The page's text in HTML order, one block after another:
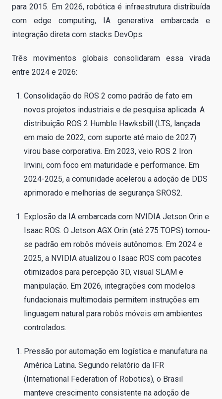
para 2015. Em 2026, robótica é infraestrutura distribuída
com edge computing, IA generativa embarcada e
integração direta com stacks DevOps.
Três movimentos globais consolidaram essa virada
entre 2024 e 2026:
Consolidação do ROS 2 como padrão de fato em
novos projetos industriais e de pesquisa aplicada. A
distribuição ROS 2 Humble Hawksbill (LTS, lançada
em maio de 2022, com suporte até maio de 2027)
virou base corporativa. Em 2023, veio ROS 2 Iron
Irwini, com foco em maturidade e performance. Em
2024-2025, a comunidade acelerou a adoção de DDS
aprimorado e melhorias de segurança SROS2.
Explosão da IA embarcada com NVIDIA Jetson Orin e
Isaac ROS. O Jetson AGX Orin (até 275 TOPS) tornou-
se padrão em robôs móveis autônomos. Em 2024 e
2025, a NVIDIA atualizou o Isaac ROS com pacotes
otimizados para percepção 3D, visual SLAM e
manipulação. Em 2026, integrações com modelos
fundacionais multimodais permitem instruções em
linguagem natural para robôs móveis em ambientes
controlados.
Pressão por automação em logística e manufatura na
América Latina. Segundo relatório da IFR
(International Federation of Robotics), o Brasil
manteve crescimento consistente na adoção de